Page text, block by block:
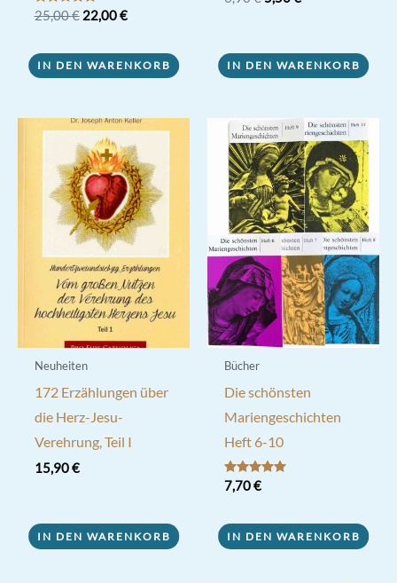
Bewertet mit
5.00
25,00€ Ursprünglicher
25,00 €
22,00€Aktueller
22,00 €.
IN DEN WARENKORB IN DEN WARENKORB
Neuheiten
172 Erzählungen über
die Herz-Jesu-
Verehrung, Teil I
15,90€
IN DEN WARENKORB
Bücher
Die schönsten
Mariengeschichten
Heft 6-10
Bewertet mit
5.00
7,70€
IN DEN WARENKORB